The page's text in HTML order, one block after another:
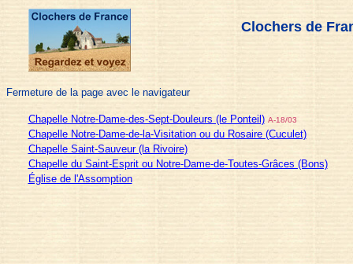
Clochers de
Fermeture de la page avec le navigateur
Chapelle Notre-Dame-des-Sept-Douleurs (le Ponteil) A-18/03
Chapelle Notre-Dame-de-la-Visitation ou du Rosaire (Cuculet)
Chapelle Saint-Sauveur (la Rivoire)
Chapelle du Saint-Esprit ou Notre-Dame-de-Toutes-Grâces (Bons)
Église de l'Assomption